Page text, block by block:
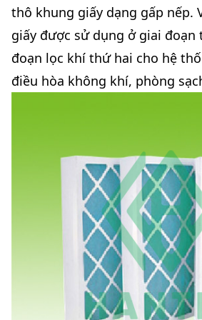
thô khung giấy dạng gấp nếp.
giấy được sử dụng ở giai đoạn
đoạn lọc khí thứ hai cho hệ
điều hòa không khí, phòng